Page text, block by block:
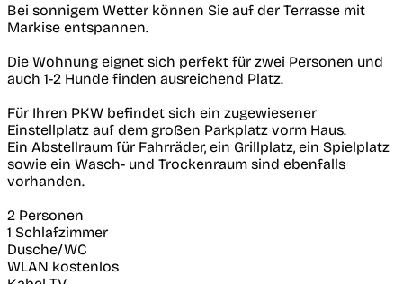
Bei sonnigem Wetter können Sie auf der Terrasse mit
Markise entspannen.
Die Wohnung eignet sich perfekt für zwei Personen und
auch 1-2 Hunde finden ausreichend Platz.
Für Ihren PKW befindet sich ein zugewiesener
Einstellplatz auf dem großen Parkplatz vorm Haus.
Ein Abstellraum für Fahrräder, ein Grillplatz, ein Spielplatz
sowie ein Wasch- und Trockenraum sind ebenfalls
vorhanden.
2 Personen
1 Schlafzimmer
Dusche/WC
WLAN kostenlos